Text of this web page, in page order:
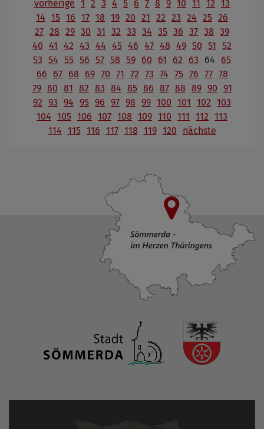
vorherige 1 2 3 4 5 6 7 8 9 10 11 12 13
14 15 16 17 18 19 20 21 22 23 24 25 26
27 28 29 30 31 32 33 34 35 36 37 38 39
40 41 42 43 44 45 46 47 48 49 50 51
52
53 54 55 56 57 58 59 60 61 62 63 64
65
66
67 68 69 70 71 72 73 74 75 76 77 78
79 80 81 82 83 84 85 86 87 88 89 90 91
92 93 94 95 96 97 98 99 100 101 102 103
104 105 106 107 108 109 110 111 112 113
114 115 116 117 118 119 120 nächste